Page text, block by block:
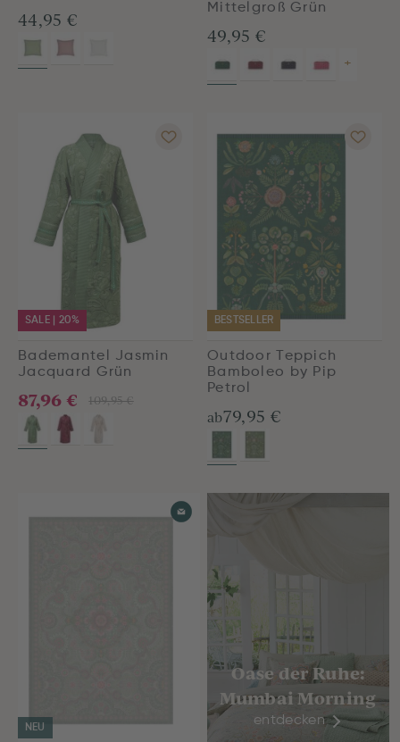
44,95 €
Mittelgroß Grün
49,95 €
+
SALE | 20%
Bademantel Jasmin
Jacquard Grün
109,95 €
87,96 €
BESTSELLER
Outdoor Teppich
Bamboleo by Pip
Petrol
ab79,95 €
NEU
Oase der Ruhe:
Mumbai Morning
entdecken